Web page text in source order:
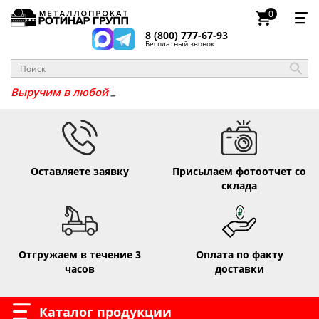
8 (800) 777-67-93
Бесплатный звонок
0
Выручим в люб
Оставляете заявку
Присылаем фотоотчет со
склада
Отгружаем в течение 3
часов
Оплата по факту
доставки
Каталог продукции